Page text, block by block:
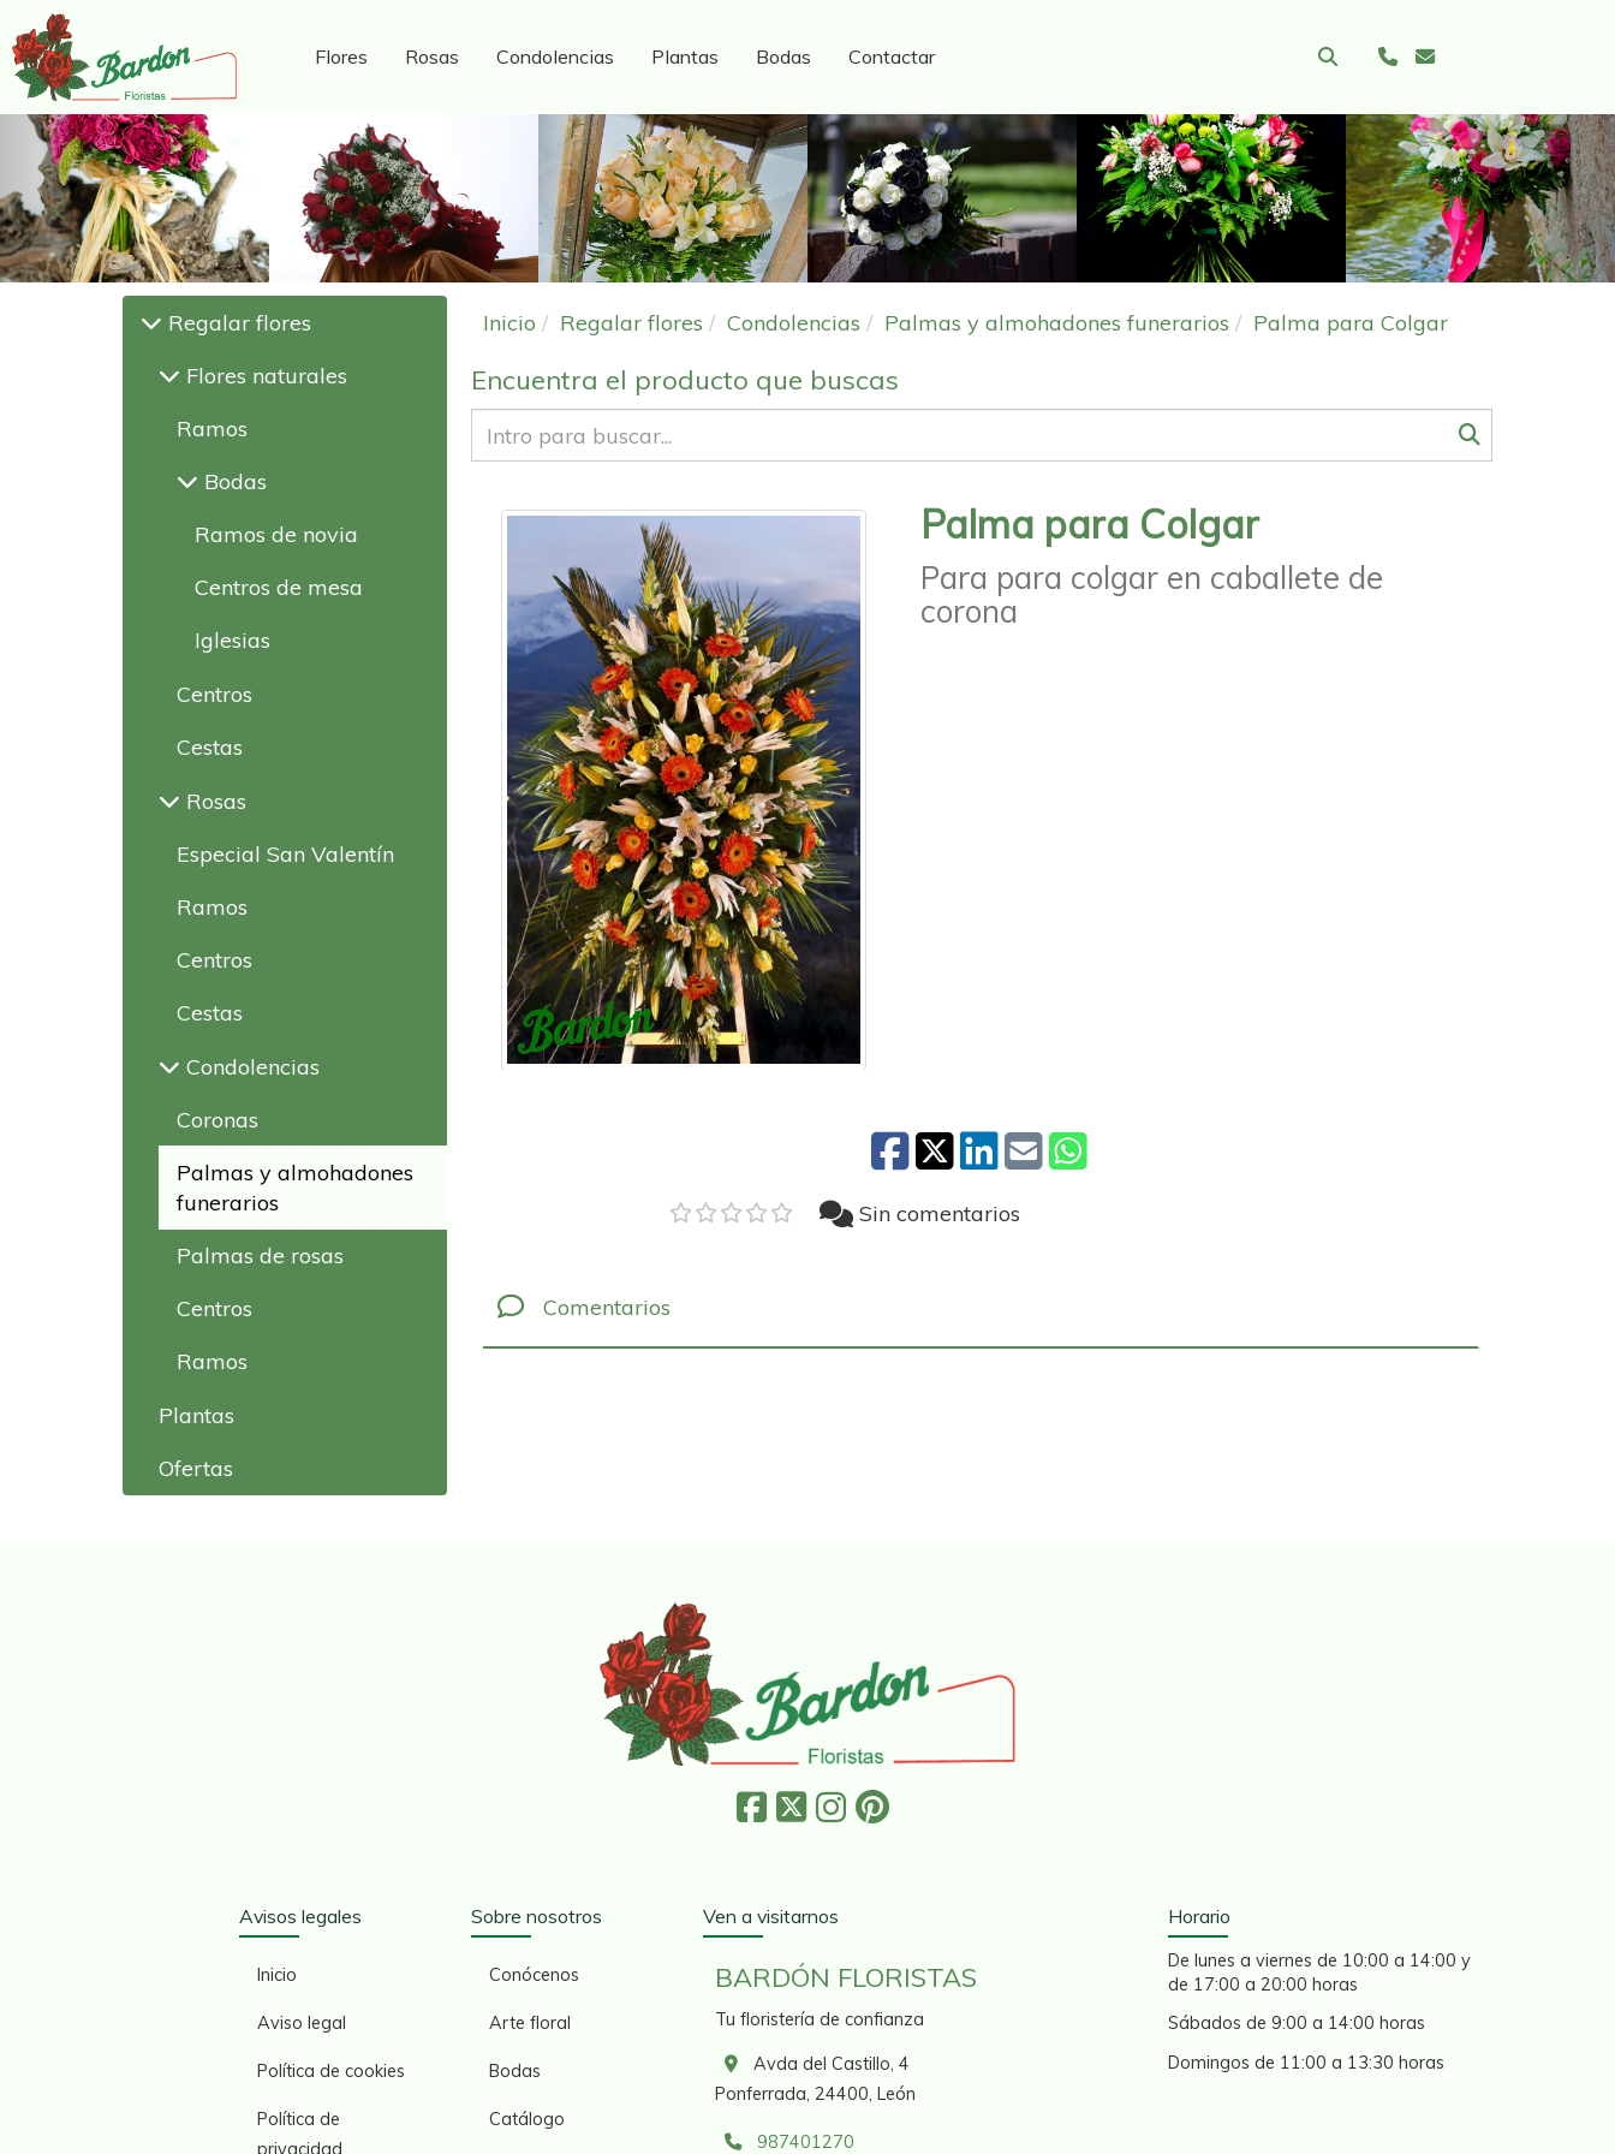
Flores Rosas Condolencias Plantas Bodas Contactar
Anterior
Regalar flores
Flores naturales
Ramos
Bodas
Ramos de novia
Centros de mesa
Iglesias
Centros
Cestas
Rosas
Especial San Valentín
Ramos
Centros
Cestas
Condolencias
Coronas
Palmas y almohadones
funerarios
Palmas de rosas
Centros
Ramos
Plantas
Ofertas
Inicio Regalar flores Condolencias Palmas y almohadones funerarios Palma para Colgar
Encuentra el producto que buscas
Palma para Colgar
Para para colgar en caballete de
corona
Sin comentarios
Comentarios
Avisos legales
Inicio
Aviso legal
Política de cookies
Política de
privacidad
Sobre nosotros
Conócenos
Arte floral
Bodas
Catálogo
Ven a visitarnos
BARDÓN FLORISTAS
Tu floristería de confianza
Avda del Castillo, 4
Ponferrada, 24400, León
987401270
Horario
De lunes a viernes de 10:00 a 14:00 y
de 17:00 a 20:00 horas
Sábados de 9:00 a 14:00 horas
Domingos de 11:00 a 13:30 horas